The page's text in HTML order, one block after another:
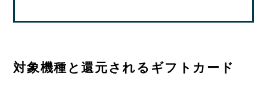
対象機種と還元されるギフトカード